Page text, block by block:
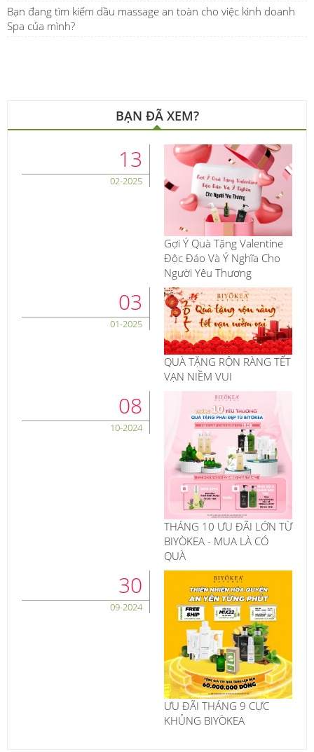
Bạn đang tìm kiếm dầu massage an toàn cho việc kinh doanh
Spa của mình?
BẠN ĐÃ XEM?
13
02-2025
Gợi Ý Quà Tặng Valentine
Độc Đáo Và Ý Nghĩa Cho
Người Yêu Thương
03
01-2025
QUÀ TẶNG RỘN RÀNG TẾT
VẠN NIỀM VUI
08
10-2024
THÁNG 10 ƯU ĐÃI LỚN TỪ
BIYÒKEA - MUA LÀ CÓ
QUÀ
30
09-2024
ƯU ĐÃI THÁNG 9 CỰC
KHỦNG BIYÒKEA